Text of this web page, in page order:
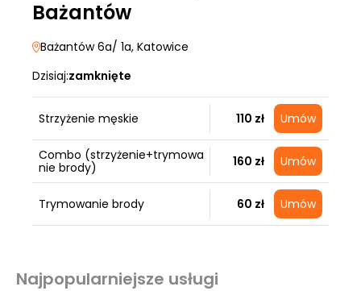
Bażantów
Bażantów 6a/ 1a, Katowice
Dzisiaj:zamknięte
Strzyżenie męskie 110 zł Umów
Combo (strzyżenie+trymowa
nie brody)
160 zł Umów
Trymowanie brody 60 zł Umów
Najpopularniejsze usługi